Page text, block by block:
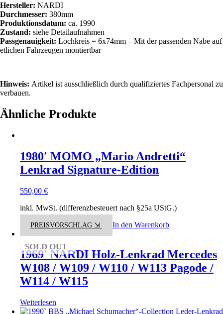
Hersteller: NARDI
Durchmesser: 380mm
Produktionsdatum: ca. 1990
Zustand: siehe Detailaufnahmen
Passgenauigkeit: Lochkreis = 6x74mm – Mit der passenden Nabe auf
etlichen Fahrzeugen montiertbar
Hinweis: Artikel ist ausschließlich durch qualifiziertes Fachpersonal zu
verbauen.
Ähnliche Produkte
1980′ MOMO „Mario Andretti“
Lenkrad Signature-Edition
550,00 €
inkl. MwSt. (differenzbesteuert nach §25a UStG.)
PREISVORSCHLAG ⇲ In den Warenkorb
SOLD OUT
1969′ NARDI Holz-Lenkrad Mercedes
W108 / W109 / W110 / W113 Pagode /
W114 / W115
Weiterlesen